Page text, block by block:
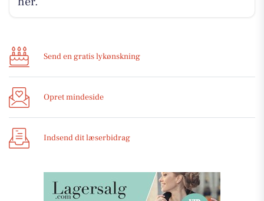
Send en gratis lykønskning
Opret mindeside
Indsend dit læserbidrag